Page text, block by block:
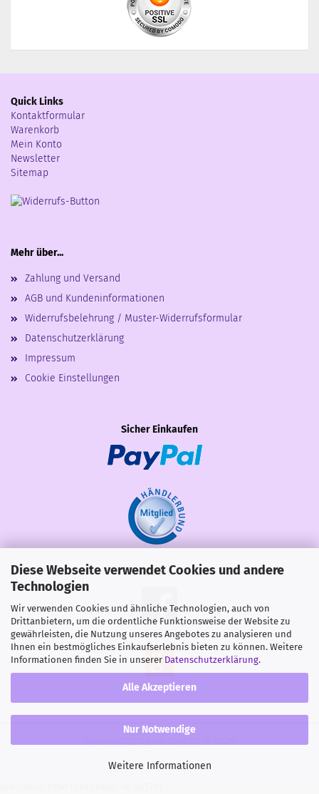
Diese Webseite verwendet Cookies und andere
Technologien
Wir verwenden Cookies und ähnliche Technologien, auch von
Drittanbietern, um die ordentliche Funktionsweise der Website zu
gewährleisten, die Nutzung unseres Angebotes zu analysieren und
Ihnen ein bestmögliches Einkaufserlebnis bieten zu können. Weitere
Informationen finden Sie in unserer Datenschutzerklärung.
Alle Akzeptieren
Nur Notwendige
Weitere Informationen
Quick Links
Kontaktformular
Warenkorb
Mein Konto
Newsletter
Sitemap
Mehr über...
Zahlung und Versand
AGB und Kundeninformationen
Widerrufsbelehrung / Muster-Widerrufsformular
Datenschutzerklärung
Impressum
Cookie Einstellungen
Sicher Einkaufen
Share